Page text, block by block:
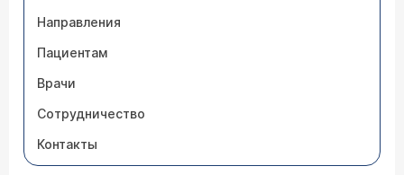
Направления
Пациентам
Врачи
Сотрудничество
Контакты